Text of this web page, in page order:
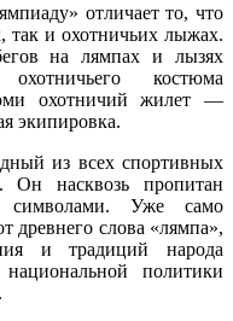
отличает то, что
так и охотничьих лыжах.
на лямпах и лызях
костюма
охотничий жилет —
экипировка.
из всех спортивных
Он насквозь пропитан
символами. Уже само
древнего слова «лямпа»,
и традиций народа
политики